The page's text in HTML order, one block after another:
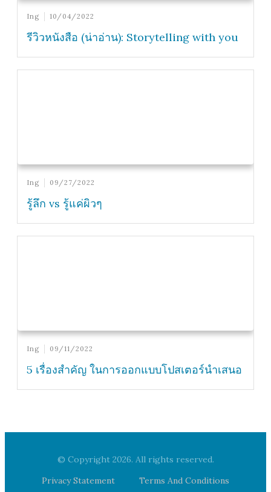
Ing 10/04/2022
รีวิวหนังสือ (น่าอ่าน): Storytelling with you
Ing 09/27/2022
รู้ลึก vs รู้แค่ผิวๆ
Ing 09/11/2022
5 เรื่องสำคัญ ในการออกแบบโปสเตอร์นำเสนอ
© Copyright 2026. All rights reserved.
Privacy Statement
Terms And Conditions